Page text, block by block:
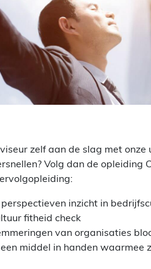
zelf aan de slag met onze
Volg dan de opleiding
inzicht in
fitheid check
van organisaties
middel in handen waarmee